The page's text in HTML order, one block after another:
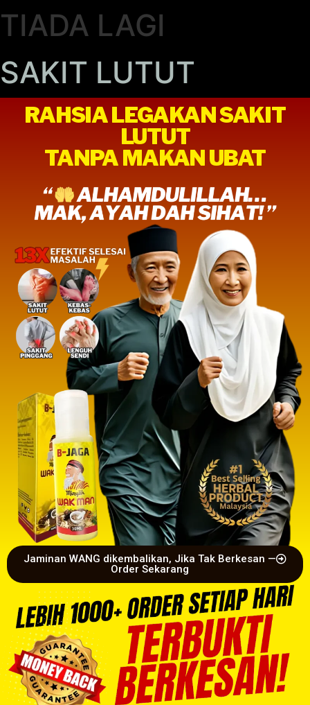
TIADA LAGI
SAKIT LUTUT
RAHSIA LEGAKAN SAKIT
LUTUT
TANPA MAKAN UBAT
Jaminan WANG dikembalikan, Jika Tak Berkesan —
Order Sekarang